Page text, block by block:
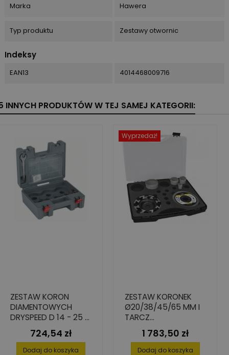
Marka Hawera
Typ produktu Zestawy otwornic
Indeksy
EAN13 4014468009716
INNYCH PRODUKTÓW W TEJ SAMEJ KATEGORII:
ZESTAW KORON
DIAMENTOWYCH
DRYSPEED D 14 - 25 -
35 MMCena
724,54 zł
Dodaj do koszyka
Wyprzedaż!
ZESTAW KORONEK
Ø20/38/45/65 MM I
TARCZ
DIAMENTOWYCH
Ø125X22,23 DO
GLAZUROWANIA
Cena
1 783,50 zł
Dodaj do koszyka